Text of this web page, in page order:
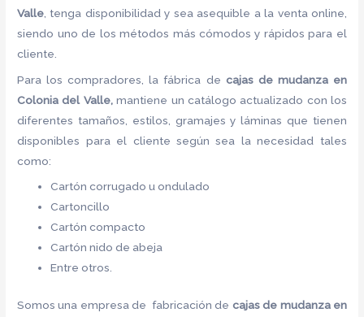
Valle , tenga disponibilidad y sea asequible a la venta online,
siendo uno de los métodos más cómodos y rápidos para el
cliente.
Para los compradores, la fábrica de cajas de mudanza en
Colonia del Valle,mantiene un catálogo actualizado con los
diferentes tamaños, estilos, gramajes y láminas que tienen
disponibles para el cliente según sea la necesidad tales
como:
Cartón corrugado u ondulado
Cartoncillo
Cartón compacto
Cartón nido de abeja
Entre otros.
Somos una empresa de fabricación de cajas de mudanza en